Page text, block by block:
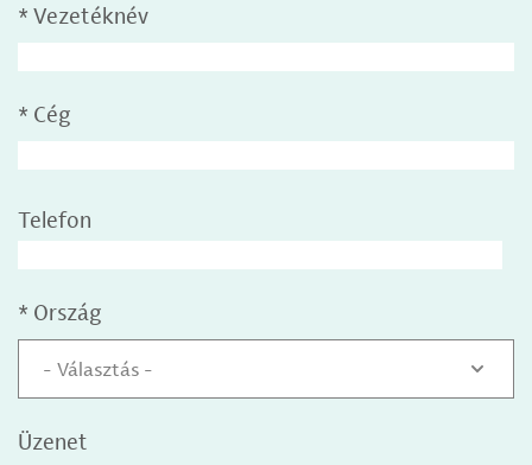
* Vezetéknév
* Cég
Telefon
* Ország
- Választás -
Üzenet